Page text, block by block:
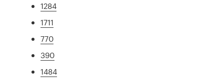
1284
1711
770
390
1484